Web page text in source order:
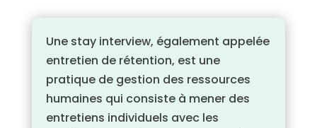
Une stay interview, également appelée
entretien de rétention, est une
pratique de gestion des ressources
humaines qui consiste à mener des
entretiens individuels avec les